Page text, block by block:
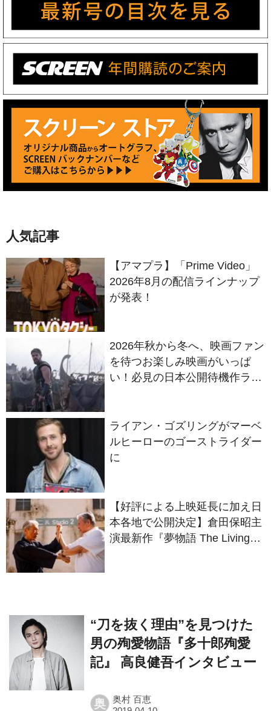
人気記事
【アマプラ】「Prime Video」
2026年8月の配信ラインナップ
が発表！
2026年秋から冬へ、映画ファン
を待つお楽しみ映画がいっぱ
い！必見の日本公開待機作ライ
ライアン・ゴズリングがマーベ
ルヒーローのゴーストライダー
に
【好評による上映延長に加え日
本各地で公開決定】倉田保昭主
演最新作『夢物語 The Living
“刀を抜く理由”を見つけた
男の殉愛物語『多十郎殉愛
記』 高良健吾インタビュー
奥 奥村 百恵